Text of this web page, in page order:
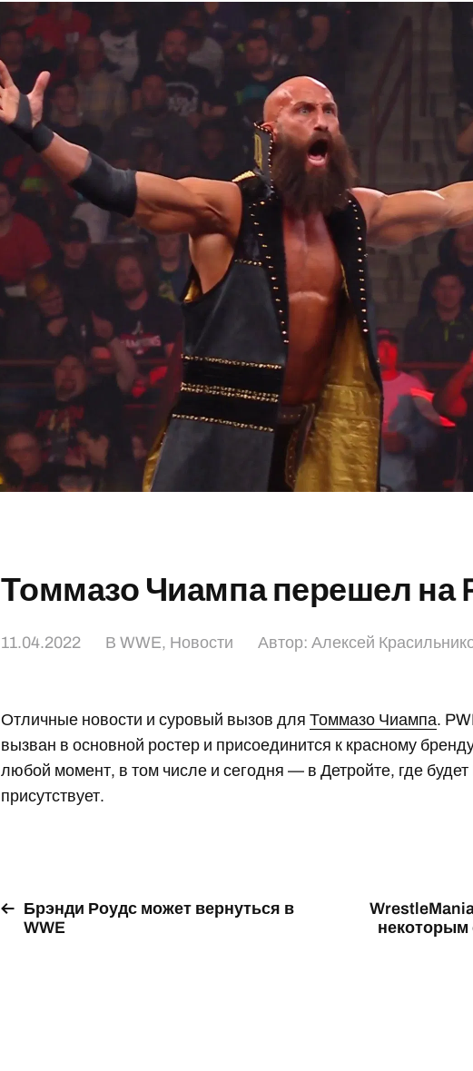
Томмазо Чиампа перешел на
11.04.2022 ВWWE, Новости Автор:Алексей
Отличные новости и суровый вызов дляТоммазо Чиампа.
вызван в основной ростер и присоединится к красному
любой момент, в том числе и сегодня — в Детройте, где будет
присутствует.
Брэнди Роудс может вернуться в
WWE
некоторым